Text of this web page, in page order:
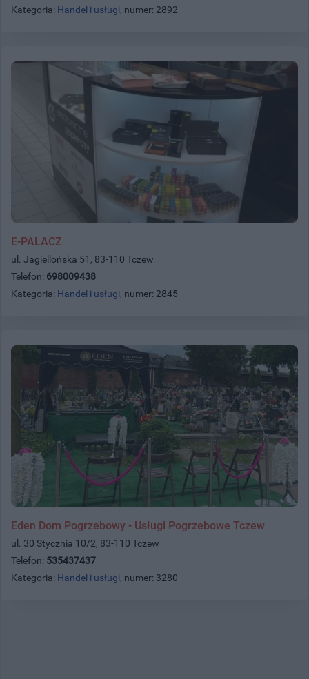
Kategoria: Handel i usługi, numer: 2892
E-PALACZ
ul. Jagiellońska 51, 83-110 Tczew
Telefon: 698009438
Kategoria: Handel i usługi, numer: 2845
Eden Dom Pogrzebowy - Usługi Pogrzebowe Tczew
ul. 30 Stycznia 10/2, 83-110 Tczew
Telefon: 535437437
Kategoria: Handel i usługi, numer: 3280